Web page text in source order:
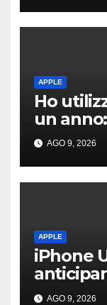
APPLE
Ho
un
Video
AGO 9, 2026
APPLE
iPhone
Apple
AGO 9, 2026